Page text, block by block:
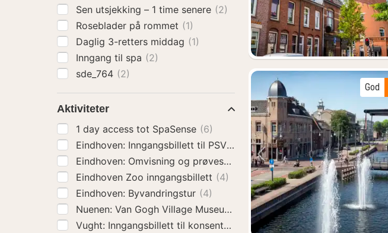
Forrige bilde
God
Sen utsjekking – 1 time senere (2)
Roseblader på rommet (1)
Daglig 3-retters middag (1)
Inngang til spa (2)
sde_764 (2)
Aktiviteter
1 day access tot SpaSense (6)
Eindhoven: Inngangsbillett til PSV Stadium Museum(4)
Eindhoven: Omvisning og prøvesmaking på flaskedestilleri(4)
Eindhoven Zoo inngangsbillett (4)
Eindhoven: Byvandringstur (4)
Nuenen: Van Gogh Village Museum Nuenen inngangsbillett(4)
Vught: Inngangsbillett til konsentrasjonsleir i nasjonalmonumentet(4)